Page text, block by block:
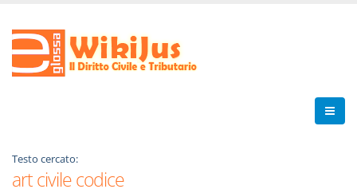
Testo cercato:
art civile codice